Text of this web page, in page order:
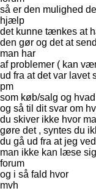
så er den mulighed
hjælp
det kunne tænkes at
den gør og det at
man har
af problemer ( kan
ud fra at det var lavet
pm
som køb/salg og
og så til dit svar om
du skiver ikke hvor
gøre det , syntes du
du gå ud fra at jeg
man ikke kan læse
forum
og i så fald hvor
mvh